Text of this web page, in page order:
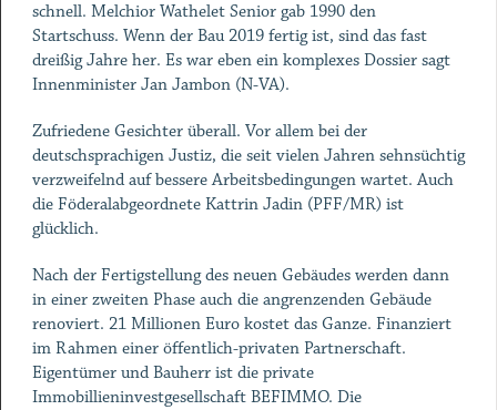
schnell. Melchior Wathelet Senior gab 1990 den
Startschuss. Wenn der Bau 2019 fertig ist, sind das fast
dreißig Jahre her. Es war eben ein komplexes Dossier sagt
Innenminister Jan Jambon (N-VA).
Zufriedene Gesichter überall. Vor allem bei der
deutschsprachigen Justiz, die seit vielen Jahren sehnsüchtig
verzweifelnd auf bessere Arbeitsbedingungen wartet. Auch
die Föderalabgeordnete Kattrin Jadin (PFF/MR) ist
glücklich.
Nach der Fertigstellung des neuen Gebäudes werden dann
in einer zweiten Phase auch die angrenzenden Gebäude
renoviert. 21 Millionen Euro kostet das Ganze. Finanziert
im Rahmen einer öffentlich-privaten Partnerschaft.
Eigentümer und Bauherr ist die private
Immobillieninvestgesellschaft BEFIMMO. Die